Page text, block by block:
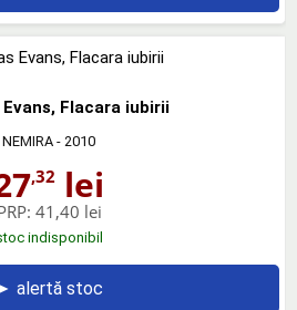
Flacara iubirii
NEMIRA - 2010
,32 lei
41,40 lei
indisponibil
alertă stoc